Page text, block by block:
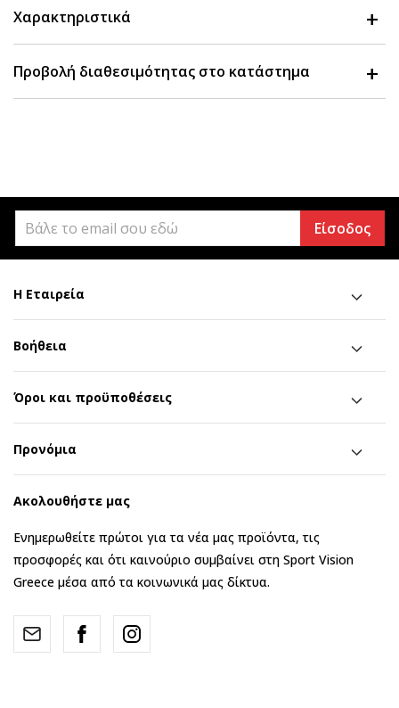
Χαρακτηριστικά
Προβολή διαθεσιμότητας στο κατάστημα
Είσοδος
Η Εταιρεία
Βοήθεια
Όροι και προϋποθέσεις
Προνόμια
Ακολουθήστε μας
Ενημερωθείτε πρώτοι για τα νέα μας προϊόντα, τις
προσφορές και ότι καινούριο συμβαίνει στη Sport Vision
Greece μέσα από τα κοινωνικά μας δίκτυα.